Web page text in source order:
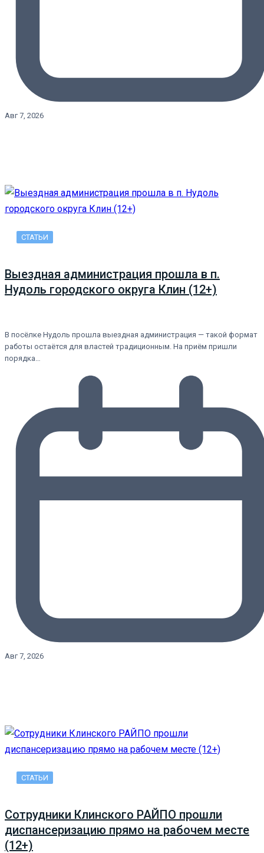
Авг 7, 2026
СТАТЬИ
Выездная администрация прошла в п.
Нудоль городского округа Клин (12+)
В посёлке Нудоль прошла выездная администрация — такой формат
работы остаётся для властей традиционным. На приём пришли
порядка…
Авг 7, 2026
СТАТЬИ
Сотрудники Клинского РАЙПО прошли
диспансеризацию прямо на рабочем месте
(12+)